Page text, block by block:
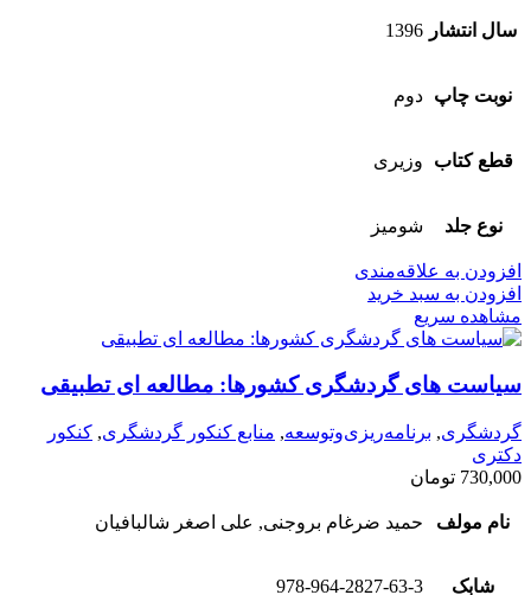
سال انتشار 1396
نوبت چاپ دوم
قطع کتاب وزیری
نوع جلد شومیز
افزودن به علاقه‌مندی
افزودن به سبد خرید
مشاهده سریع
سیاست های گردشگری کشورها: مطالعه ای تطبیقی
گردشگری, برنامه‌ریزی‌وتوسعه, منابع کنکور گردشگری, کنکور
دکتری
730,000 تومان
نام مولف حمید ضرغام بروجنی, علی اصغر شالبافیان
شابک 978-964-2827-63-3